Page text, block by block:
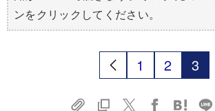
ンをクリックしてください。
1 2 3